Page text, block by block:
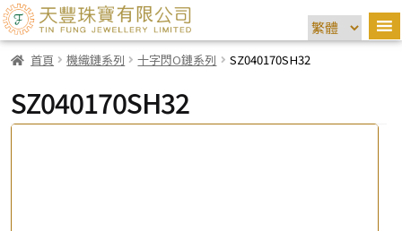
首頁 機織鏈系列 十字閃O鏈系列 SZ040170SH32
SZ040170SH32